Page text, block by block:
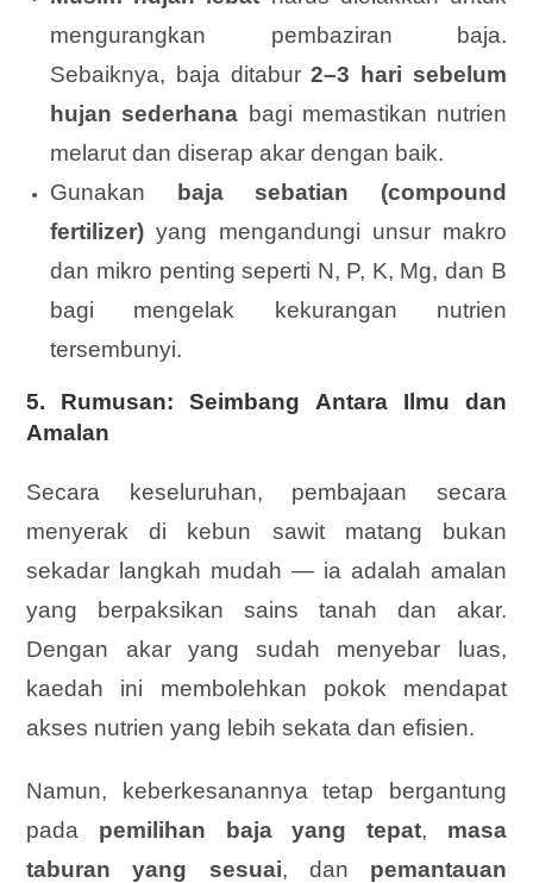
mengurangkan pembaziran baja.
Sebaiknya, baja ditabur2–3 hari sebelum
hujan sederhana bagi memastikan nutrien
melarut dan diserap akar dengan baik.
Gunakan baja sebatian (compound
fertilizer) yang mengandungi unsur makro
dan mikro penting seperti N, P, K, Mg, dan B
bagi mengelak kekurangan nutrien
tersembunyi.
5. Rumusan: Seimbang Antara Ilmu dan
Amalan
Secara keseluruhan, pembajaan secara
menyerak di kebun sawit matang bukan
sekadar langkah mudah — ia adalah amalan
yang berpaksikan sains tanah dan akar.
Dengan akar yang sudah menyebar luas,
kaedah ini membolehkan pokok mendapat
akses nutrien yang lebih sekata dan efisien.
Namun, keberkesanannya tetap bergantung
pada pemilihan baja yang tepat, masa
taburan yang sesuai, dan pemantauan